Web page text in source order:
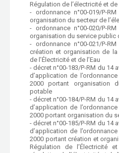
Régulation de l’électricité et de
- ordonnance n°00-019/P-
organisation du secteur de
- ordonnance n°00-020/P-
organisation du service public
- ordonnance n°00-021/P-
création et organisation de
de l’Électricité et de l’Eau
- décret n°00-183/P-RM du 14
d’application de
2000 portant organisation
potable
- décret n°00-184/P-RM du 14
d’application de
2000 portant organisation du
- décret n°00-185/P-RM du 14
d’application de
2000 portant création et
Régulation de l’Électricité